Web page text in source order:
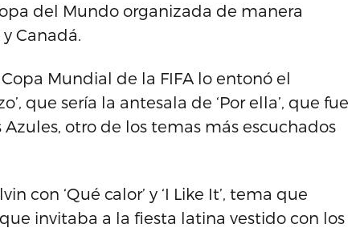
del Mundo organizada de manera
Canadá.
Mundial de la FIFA lo entonó el
que sería la antesala de ‘Por ella’, que fue
otro de los temas más escuchados
con ‘Qué calor’ y ‘I Like It’, tema que
invitaba a la fiesta latina vestido con los